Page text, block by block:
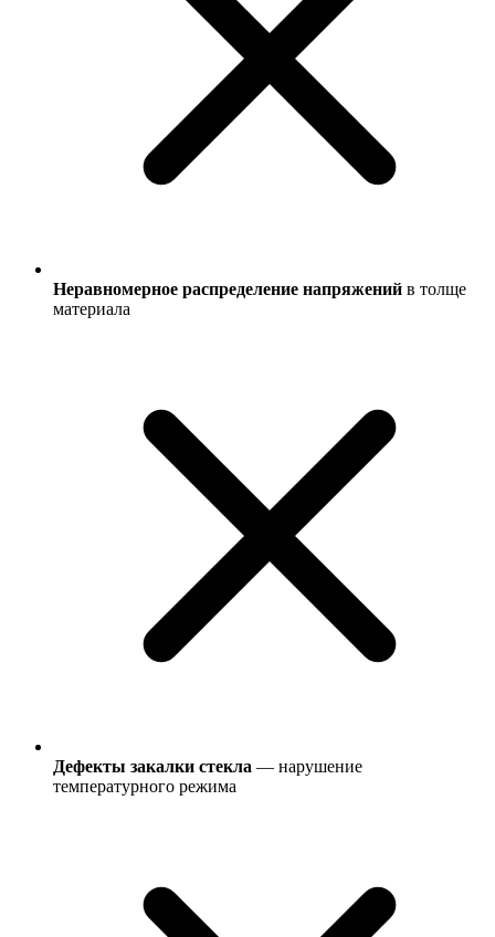
Неравномерное распределение напряжений в толще
материала
Дефекты закалки стекла — нарушение
температурного режима